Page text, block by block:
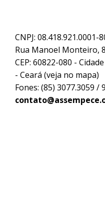
CNPJ: 08.418.921.0001-
Rua Manoel Monteiro,
CEP: 60822-080 -
- Ceará (veja no mapa)
Fones: (85) 3077.3059 /